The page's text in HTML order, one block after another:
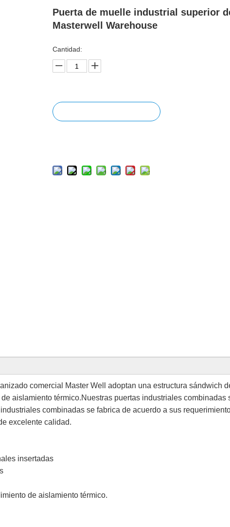
Puerta de muelle industrial superior
Masterwell Warehouse
Cantidad:
comercial Master Well adoptan una estructura sándwich
aislamiento térmico.Nuestras puertas industriales combinadas
combinadas se fabrica de acuerdo a sus
excelente calidad.
insertadas
de aislamiento térmico.